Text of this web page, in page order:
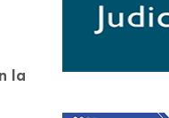
la